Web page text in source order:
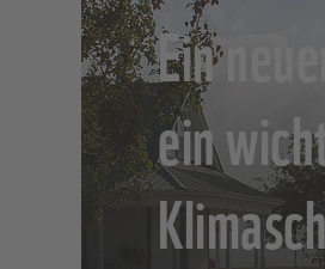
Ein
ein